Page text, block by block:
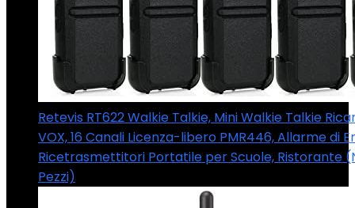
Retevis RT622 Walkie Talkie, Mini Walkie Talkie
VOX, 16 Canali Licenza-libero PMR446, Allarme di
Ricetrasmettitori Portatile per Scuole, Ristorante
Pezzi)